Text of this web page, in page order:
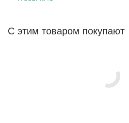
административных.
С этим товаром покупают